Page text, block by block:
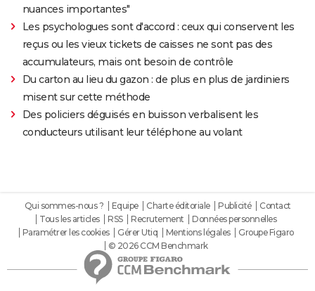
nuances importantes"
Les psychologues sont d'accord : ceux qui conservent les
reçus ou les vieux tickets de caisses ne sont pas des
accumulateurs, mais ont besoin de contrôle
Du carton au lieu du gazon : de plus en plus de jardiniers
misent sur cette méthode
Des policiers déguisés en buisson verbalisent les
conducteurs utilisant leur téléphone au volant
Qui sommes-nous ? Equipe Charte éditoriale Publicité
Contact
Tous les articles
RSS Recrutement
Données personnelles
Paramétrer les cookies
Gérer Utiq Mentions légales
Groupe Figaro
© 2026 CCM Benchmark